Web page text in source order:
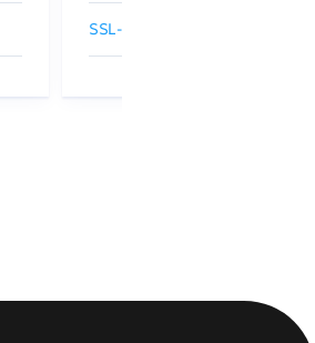
SSL-сертификаты GlobalSign